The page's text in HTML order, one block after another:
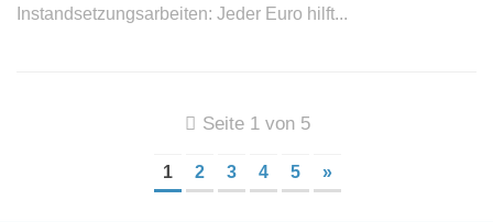
Instandsetzungsarbeiten: Jeder Euro hilft...
Seite 1 von 5
1 2 3 4 5 »